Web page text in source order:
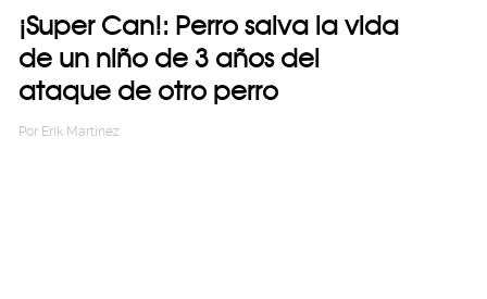
¡Super Can!: Perro salva la vida
de un niño de 3 años del
ataque de otro perro
Por Erik Martinez